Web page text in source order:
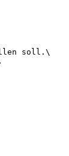
soll.\